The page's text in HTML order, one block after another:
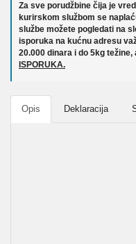
Za sve porudžbine čija je
kurirskom službom se
službe možete pogledati na
isporuka na kućnu adresu
20.000 dinara i do 5kg
ISPORUKA.
Opis Deklaracija